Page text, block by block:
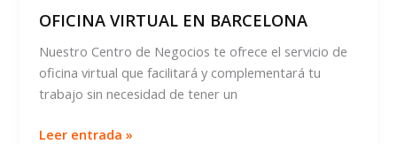
OFICINA VIRTUAL EN BARCELONA
Nuestro Centro de Negocios te ofrece el servicio de
oficina virtual que facilitará y complementará tu
trabajo sin necesidad de tener un
OFICINA
Leer entrada »